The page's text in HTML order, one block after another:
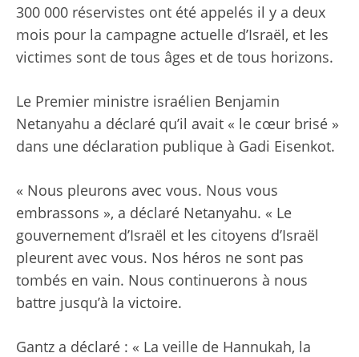
300 000 réservistes ont été appelés il y a deux
mois pour la campagne actuelle d’Israël, et les
victimes sont de tous âges et de tous horizons.
Le Premier ministre israélien Benjamin
Netanyahu a déclaré qu’il avait « le cœur brisé »
dans une déclaration publique à Gadi Eisenkot.
« Nous pleurons avec vous. Nous vous
embrassons », a déclaré Netanyahu. « Le
gouvernement d’Israël et les citoyens d’Israël
pleurent avec vous. Nos héros ne sont pas
tombés en vain. Nous continuerons à nous
battre jusqu’à la victoire.
Gantz a déclaré : « La veille de Hannukah, la